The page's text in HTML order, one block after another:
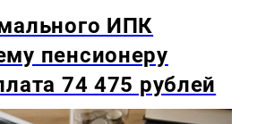
ИПК
пенсионеру
74 475 рублей